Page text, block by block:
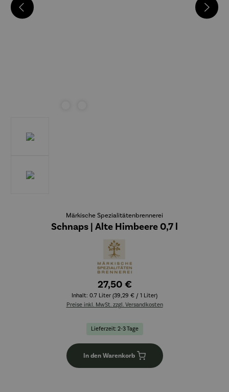
Märkische Spezialitätenbrennerei
Schnaps | Alte Himbeere 0,7 l
27,50 €
Inhalt: 0.7 Liter (39,29 € / 1 Liter)
Preise inkl. MwSt. zzgl. Versandkosten
Lieferzeit: 2-3 Tage
In den Warenkorb